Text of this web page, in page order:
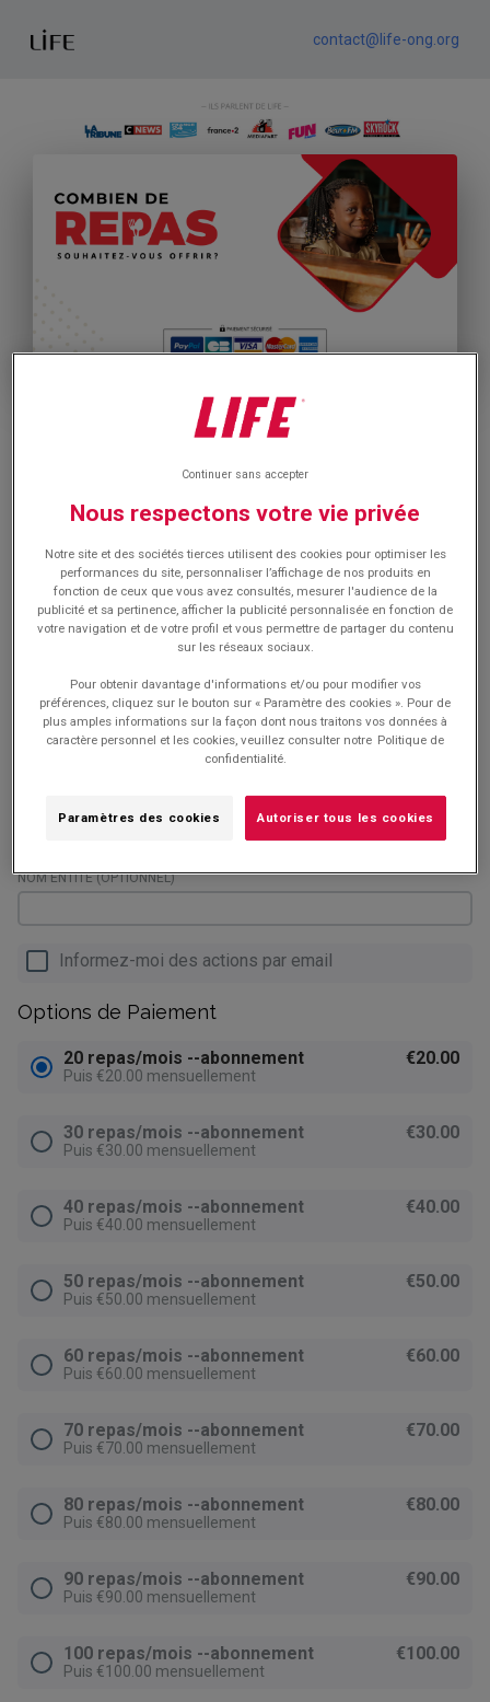
contact@life-ong.org
CB/PAYPAL
Paiement par CB/PAYPAL
Informations de Contact
PRÉNOM
NOM
NOM ENTITÉ (OPTIONNEL)
Informez-moi des actions par email
Options de Paiement
20 repas/mois --abonnement
Puis €20.00 mensuellement
€20.00
30 repas/mois --abonnement
Puis €30.00 mensuellement
€30.00
40 repas/mois --abonnement
Puis €40.00 mensuellement
€40.00
50 repas/mois --abonnement
Puis €50.00 mensuellement
€50.00
60 repas/mois --abonnement
Puis €60.00 mensuellement
€60.00
70 repas/mois --abonnement
Puis €70.00 mensuellement
€70.00
80 repas/mois --abonnement
Puis €80.00 mensuellement
€80.00
90 repas/mois --abonnement
Puis €90.00 mensuellement
€90.00
100 repas/mois --abonnement
Puis €100.00 mensuellement
€100.00
Nous respectons votre vie privée
Notre site et des sociétés tierces utilisent des cookies pour optimiser les
performances du site, personnaliser l’affichage de nos produits en
fonction de ceux que vous avez consultés, mesurer l'audience de la
publicité et sa pertinence, afficher la publicité personnalisée en fonction de
votre navigation et de votre profil et vous permettre de partager du contenu
sur les réseaux sociaux.
Pour obtenir davantage d'informations et/ou pour modifier vos
préférences, cliquez sur le bouton sur « Paramètre des cookies ». Pour de
plus amples informations sur la façon dont nous traitons vos données à
caractère personnel et les cookies, veuillez consulter notre Politique de
confidentialité.
Paramètres des cookies Autoriser tous les cookies
Continuer sans accepter